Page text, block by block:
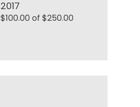
2017
$100.00 of $250.00